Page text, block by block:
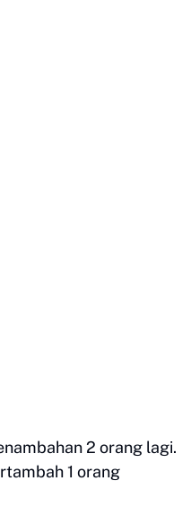
2 orang lagi.
1 orang